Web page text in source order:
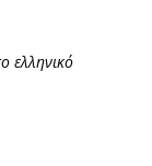
ελληνικό